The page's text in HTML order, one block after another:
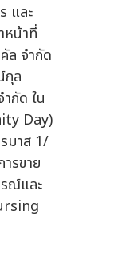
และ
หน้าที่
ล จำกัด
กุล
กัด ใน
Day)
มาส 1/
รขาย
ณ์และ